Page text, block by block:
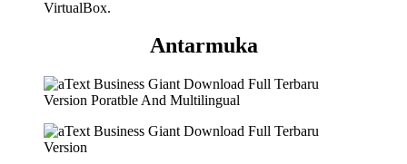
VirtualBox.
Antarmuka